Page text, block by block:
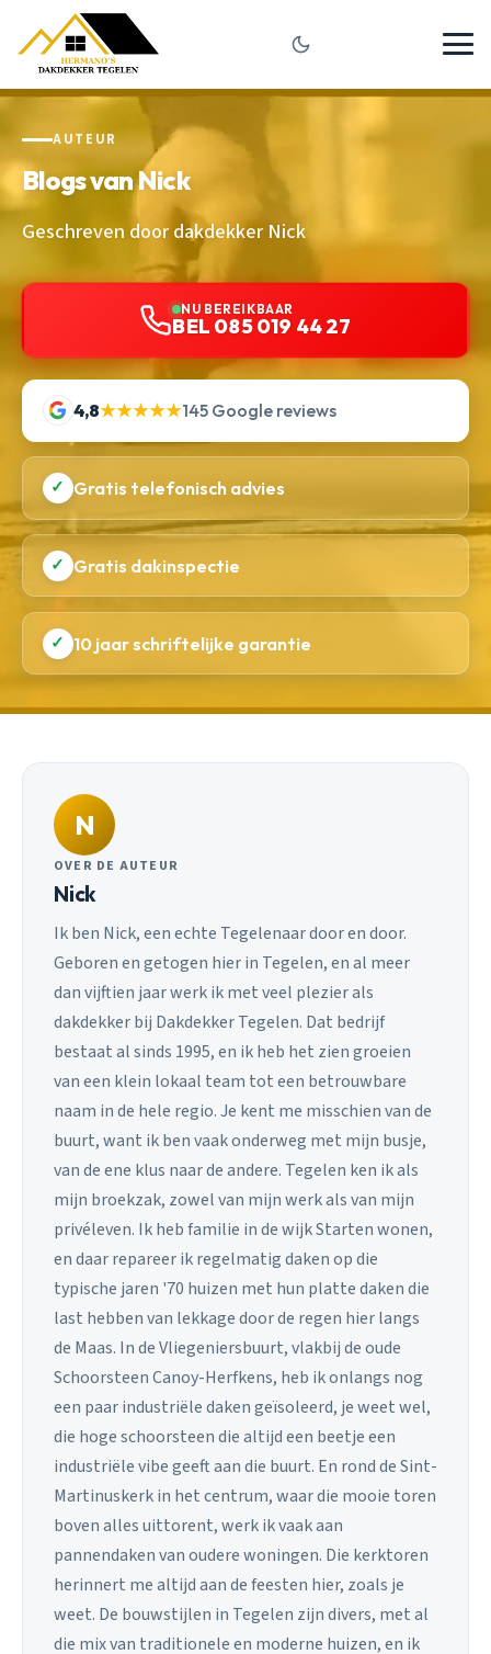
AUTEUR
Blogs van Nick
Geschreven door dakdekker Nick
NU BEREIKBAAR
BEL 085 019 44 27
4,8★★★★★145 Google reviews
✓ Gratis telefonisch advies
✓ Gratis dakinspectie
✓ 10 jaar schriftelijke garantie
N
OVER DE AUTEUR
Nick
Ik ben Nick, een echte Tegelenaar door en door.
Geboren en getogen hier in Tegelen, en al meer
dan vijftien jaar werk ik met veel plezier als
dakdekker bij Dakdekker Tegelen. Dat bedrijf
bestaat al sinds 1995, en ik heb het zien groeien
van een klein lokaal team tot een betrouwbare
naam in de hele regio. Je kent me misschien van de
buurt, want ik ben vaak onderweg met mijn busje,
van de ene klus naar de andere. Tegelen ken ik als
mijn broekzak, zowel van mijn werk als van mijn
privéleven. Ik heb familie in de wijk Starten wonen,
en daar repareer ik regelmatig daken op die
typische jaren '70 huizen met hun platte daken die
last hebben van lekkage door de regen hier langs
de Maas. In de Vliegeniersbuurt, vlakbij de oude
Schoorsteen Canoy-Herfkens, heb ik onlangs nog
een paar industriële daken geïsoleerd, je weet wel,
die hoge schoorsteen die altijd een beetje een
industriële vibe geeft aan die buurt. En rond de Sint-
Martinuskerk in het centrum, waar die mooie toren
boven alles uittorent, werk ik vaak aan
pannendaken van oudere woningen. Die kerktoren
herinnert me altijd aan de feesten hier, zoals je
weet. De bouwstijlen in Tegelen zijn divers, met al
die mix van traditionele en moderne huizen, en ik